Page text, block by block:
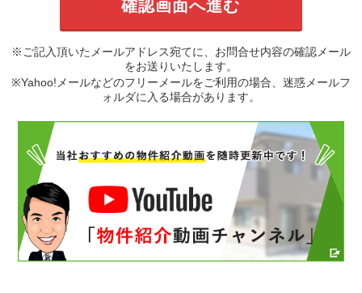
※ご記入頂いたメールアドレス宛てに、お問合せ内容の確認メール
をお送りいたします。
※Yahoo!メールなどのフリーメールをご利用の場合、迷惑メールフ
ォルダに入る場合があります。